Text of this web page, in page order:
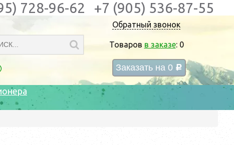
Обратный звонок
Товаров в заказе: 0
Заказать на 0 c
728-96-62 +7 (905) 536-87-55